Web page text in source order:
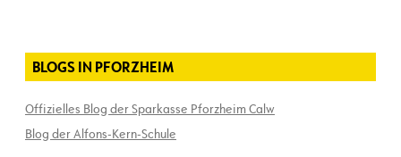
BLOGS IN PFORZHEIM
Offizielles Blog der Sparkasse Pforzheim Calw
Blog der Alfons-Kern-Schule